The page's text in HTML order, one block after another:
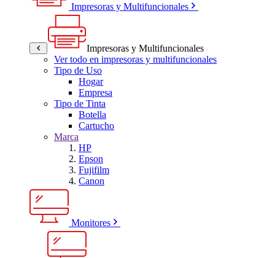
Impresoras y Multifuncionales
Impresoras y Multifuncionales
Ver todo en impresoras y multifuncionales
Tipo de Uso
Hogar
Empresa
Tipo de Tinta
Botella
Cartucho
Marca
HP
Epson
Fujifilm
Canon
Monitores